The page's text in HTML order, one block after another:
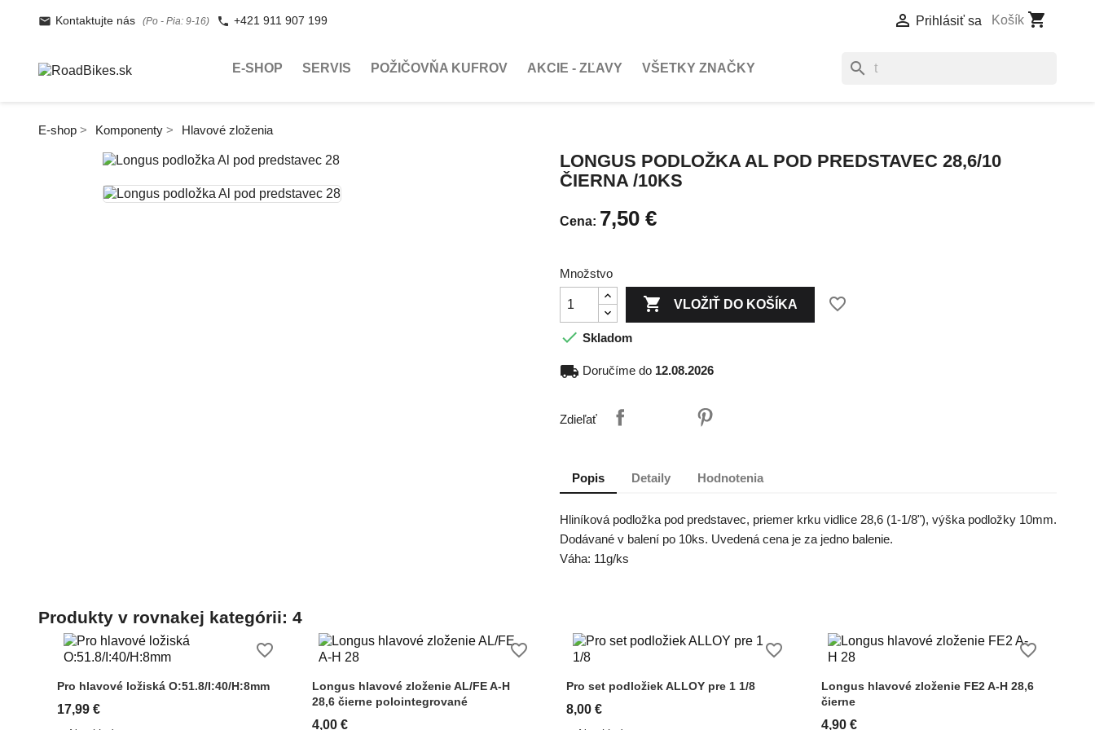
Kontaktujte nás (Po - Pia: 9-16) +421 911 907 199  Prihlásiť sa Košík shopping_cart
E-SHOP SERVIS POŽIČOVŇA KUFROV AKCIE - ZĽAVY VŠETKY ZNAČKY search
E-shop Komponenty Hlavové zloženia
LONGUS PODLOŽKA AL POD PREDSTAVEC 28,6/10
ČIERNA /10KS
Cena: 7,50 €
Množstvo
 VLOŽIŤ DO KOŠÍKA
favorite_border
 Skladom
local_shipping Doručíme do 12.08.2026
Zdieľať
Popis Detaily Hodnotenia
Hliníková podložka pod predstavec, priemer krku vidlice 28,6 (1-1/8"), výška podložky 10mm.
Dodávané v balení po 10ks. Uvedená cena je za jedno balenie.
Váha: 11g/ks
Produkty v rovnakej kategórii: 4
Pro hlavové ložiská O:51.8/I:40/H:8mm
17,99 €
favorite_border
Longus hlavové zloženie AL/FE A-H
28,6 čierne polointegrované
4,00 €
favorite_border
Pro set podložiek ALLOY pre 1 1/8
8,00 €
favorite_border
Longus hlavové zloženie FE2 A-H 28,6
čierne
4,90 €
favorite_border